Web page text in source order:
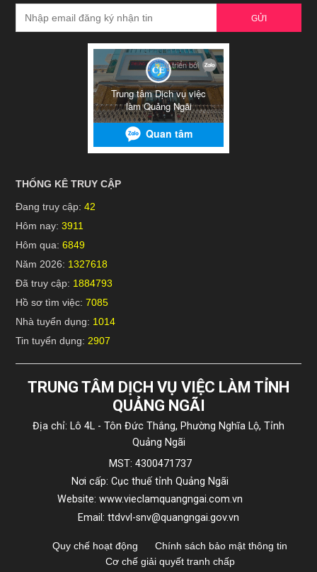
GỬI
THỐNG KÊ TRUY CẬP
Đang truy cập: 42
Hôm nay: 3911
Hôm qua: 6849
Năm 2026: 1327618
Đã truy cập: 1884793
Hồ sơ tìm việc: 7085
Nhà tuyển dụng: 1014
Tin tuyển dụng: 2907
TRUNG TÂM DỊCH VỤ VIỆC LÀM TỈNH
QUẢNG NGÃI
Địa chỉ: Lô 4L - Tôn Đức Thắng, Phường Nghĩa Lộ, Tỉnh
Quảng Ngãi
MST: 4300471737
Nơi cấp: Cục thuế tỉnh Quảng Ngãi
Website: www.vieclamquangngai.com.vn
Email: ttdvvl-snv@quangngai.gov.vn
Quy chế hoạt động
Chính sách bảo mật thông tin
Cơ chế giải quyết tranh chấp